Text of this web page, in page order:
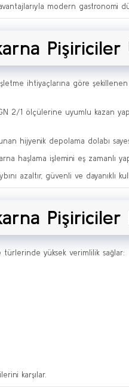
modern gastronomi
Pişiriciler
ihtiyaçlarına göre
2/1 ölçülerine uyumlu kazan
hijyenik depolama dolabı
haşlama işlemini eş zamanlı
azaltır, güvenli ve dayanıklı
Pişiriciler
türlerinde yüksek verimlilik sağlar:
karşılar.